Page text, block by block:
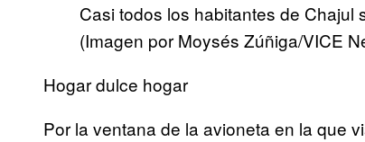
Casi todos los habitantes de Chajul
(Imagen por Moysés Zúñiga/VICE
Hogar dulce hogar
Por la ventana de la avioneta en la que